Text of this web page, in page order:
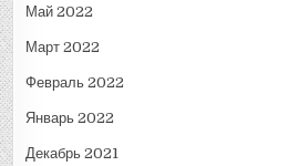
Май 2022
Март 2022
Февраль 2022
Январь 2022
Декабрь 2021